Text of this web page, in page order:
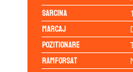
Sarcina
Marcaj
Pozitionare
Ramforsat